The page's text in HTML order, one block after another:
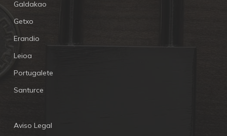
Galdakao
Getxo
Erandio
Leioa
Portugalete
Santurce
Aviso Legal